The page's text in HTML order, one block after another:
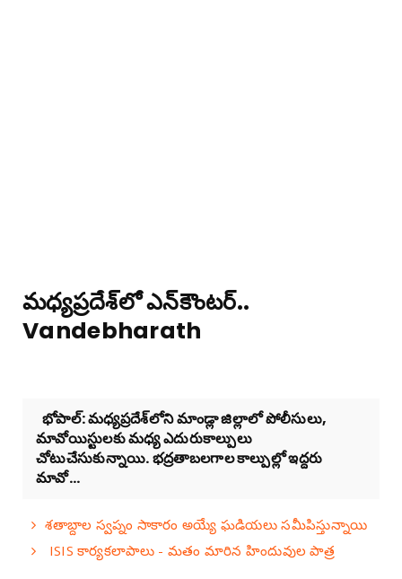
మధ్యప్రదేశ్‌లో ఎన్‌కౌంటర్‌..
Vandebharath
భోపాల్‌: మధ్యప్రదేశ్‌లోని మాండ్లా జిల్లాలో పోలీసులు,
మావోయిస్టులకు మధ్య ఎదురుకాల్పులు
చోటుచేసుకున్నాయి. భద్రతాబలగాల కాల్పుల్లో ఇద్దరు
మావో...
శతాబ్దాల స్వప్నం సాకారం అయ్యే ఘడియలు సమీపిస్తున్నాయి
ISIS కార్యకలాపాలు - మతం మారిన హిందువుల పాత్ర